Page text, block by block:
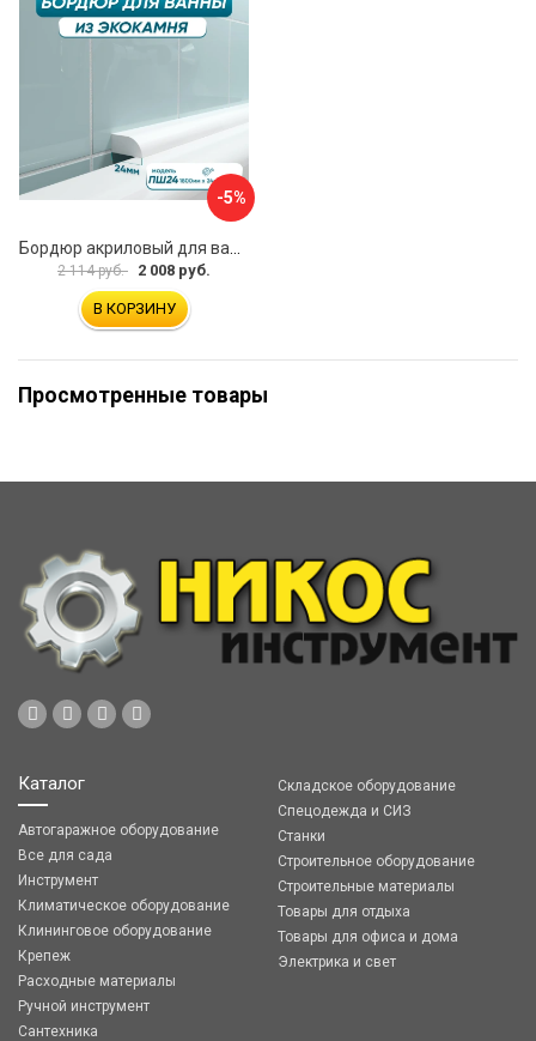
-5%
2 114 руб. 2 008 руб.
В КОРЗИНУ
Просмотренные товары
Каталог
Автогаражное оборудование
Все для сада
Инструмент
Климатическое оборудование
Клининговое оборудование
Крепеж
Расходные материалы
Ручной инструмент
Сантехника
Складское оборудование
Спецодежда и СИЗ
Станки
Строительное оборудование
Строительные материалы
Товары для отдыха
Товары для офиса и дома
Электрика и свет